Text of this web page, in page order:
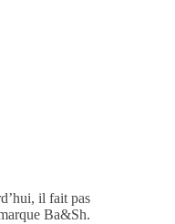
il fait pas
Ba&Sh.